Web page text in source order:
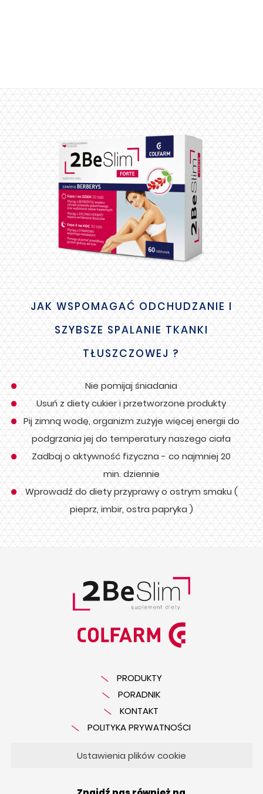
JAK WSPOMAGAĆ ODCHUDZANIE I
SZYBSZE SPALANIE TKANKI
TŁUSZCZOWEJ ?
Nie pomijaj śniadania
Usuń z diety cukier i przetworzone produkty
Pij zimną wodę, organizm zużyje więcej energii do
podgrzania jej do temperatury naszego ciała
Zadbaj o aktywność fizyczna - co najmniej 20
min. dziennie
Wprowadź do diety przyprawy o ostrym smaku (
pieprz, imbir, ostra papryka )
PRODUKTY
PORADNIK
KONTAKT
POLITYKA PRYWATNOŚCI
Ustawienia plików cookie